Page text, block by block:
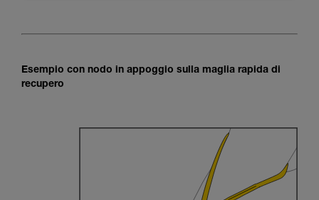
Esempio con nodo in appoggio sulla maglia rapida di
recupero